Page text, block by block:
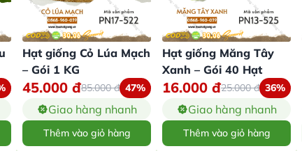
Hạt giống Cỏ Lúa Mạch
– Gói 1 KG
45.000 đ85.000đ 47%
Giao hàng nhanh
Thêm vào giỏ hàng
Hạt giống Măng Tây
Xanh – Gói 40 Hạt
16.000 đ25.000đ 36%
Giao hàng nhanh
Thêm vào giỏ hàng